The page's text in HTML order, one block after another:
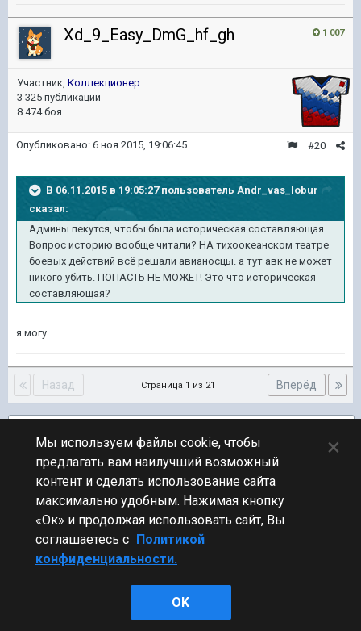
1 007
Xd_9_Easy_DmG_hf_gh
Участник, Коллекционер
3 325 публикаций
8 474 боя
#20
Опубликовано: 6 ноя 2015, 19:06:45
В 06.11.2015 в 19:05:27 пользователь Andr_vas_lobur
сказал:
Админы пекутся, чтобы была историческая составляющая.
Вопрос историю вообще читали? НА тихоокеанском театре
боевых действий всё решали авианосцы. а тут авк не может
никого убить. ПОПАСТЬ НЕ МОЖЕТ! Это что историческая
составляющая?
я могу
Назад Вперёд
Страница 1 из 21
ПЕРЕЙТИ К СПИСКУ ТЕМ
Обсуждение Мира Кораблей
Стиль
Мы используем файлы cookie, чтобы
предлагать вам наилучший возможный
контент и сделать использование сайта
максимально удобным. Нажимая кнопку
«Ок» и продолжая использовать сайт, Вы
соглашаетесь с Политикой
конфиденциальности.
OK
×